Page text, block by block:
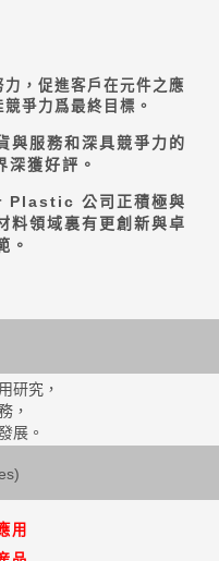
，促進客戶在元件之應
爭力爲最終目標。
與服務和深具競爭力的
深獲好評。
Plastic 公司正積極與
料領域裏有更創新與卓
。
研究，
，
展。
用